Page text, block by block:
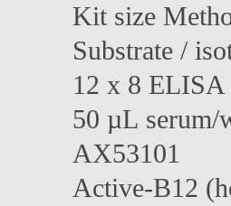
Kit size
Substrate /
12 x 8
50 µL serum/
AX53101
Active-B12